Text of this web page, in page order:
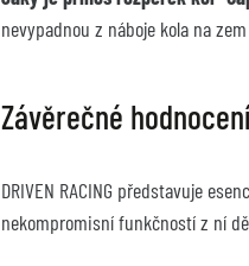
nevypadnou z náboje kola na
Závěrečné
DRIVEN RACING představuje
nekompromisní funkčností z ní